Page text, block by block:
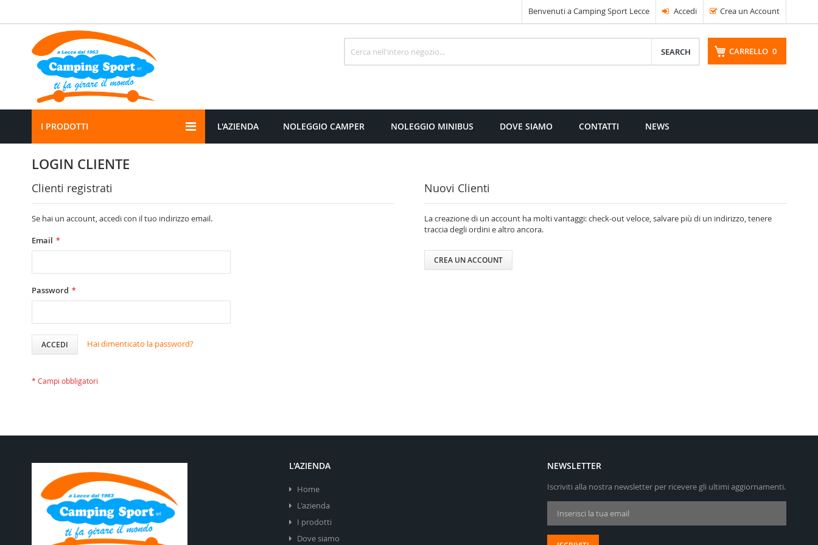
contenuto
Benvenuti a Camping Sport Lecce Accedi Crea un Account
CARRELLO 0
Cerca
L'AZIENDA NOLEGGIO CAMPER NOLEGGIO MINIBUS DOVE SIAMO CONTATTI NEWS
I PRODOTTI
LOGIN CLIENTE
Clienti registrati
Se hai un account, accedi con il tuo indirizzo email.
Email
Password
ACCEDI Hai dimenticato la password?
Nuovi Clienti
La creazione di un account ha molti vantaggi: check-out veloce, salvare più di un indirizzo, tenere
traccia degli ordini e altro ancora.
CREA UN ACCOUNT
L'AZIENDA
Home
L'azienda
I prodotti
Dove siamo
NEWSLETTER
Iscriviti alla nostra newsletter per ricevere gli ultimi aggiornamenti.
Iscriviti alla nostra Newsletter: